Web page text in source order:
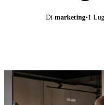
Di marketing•1